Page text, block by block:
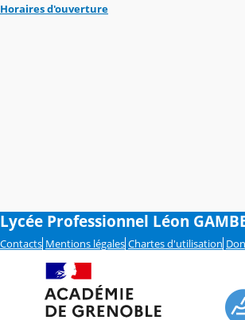
Horaires d'ouverture
Lycée Professionnel Léon
Contacts Mentions légales Chartes d'utilisation